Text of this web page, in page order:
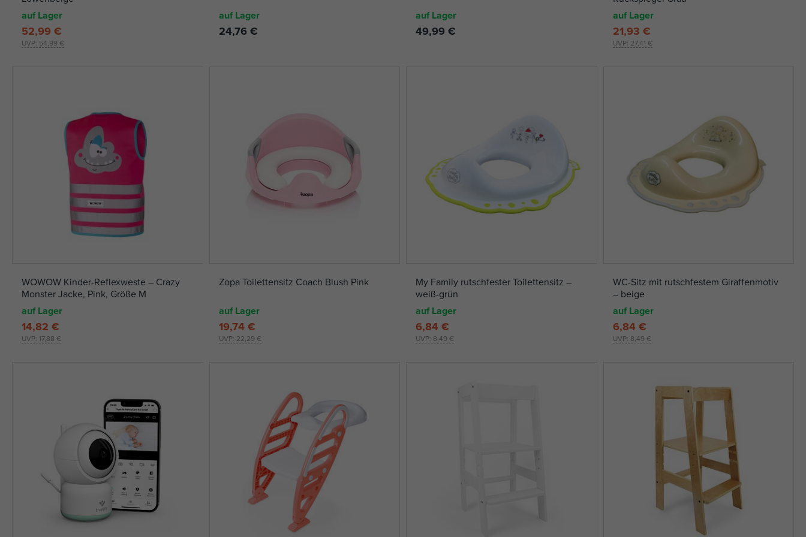
auf Lager
UVP: 54,99 €
52,99 €
auf Lager
24,76 €
auf Lager
49,99 €
auf Lager
UVP: 27,41 €
21,93 €
WOWOW Kinder-Reflexweste – Crazy
Monster Jacke, Pink, Größe M
auf Lager
UVP: 17,88 €
14,82 €
Zopa Toilettensitz Coach Blush Pink
auf Lager
UVP: 22,29 €
19,74 €
My Family rutschfester Toilettensitz –
weiß-grün
auf Lager
UVP: 8,49 €
6,84 €
WC-Sitz mit rutschfestem Giraffenmotiv
– beige
auf Lager
UVP: 8,49 €
6,84 €